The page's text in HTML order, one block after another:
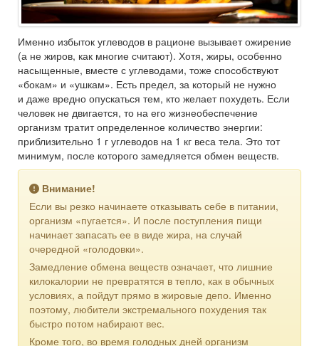
Именно избыток углеводов в рационе вызывает ожирение
(а не жиров, как многие считают). Хотя, жиры, особенно
насыщенные, вместе с углеводами, тоже способствуют
«бокам» и «ушкам». Есть предел, за который не нужно
и даже вредно опускаться тем, кто желает похудеть. Если
человек не двигается, то на его жизнеобеспечение
организм тратит определенное количество энергии:
приблизительно 1 г углеводов на 1 кг веса тела. Это тот
минимум, после которого замедляется обмен веществ.
Внимание!
Если вы резко начинаете отказывать себе в питании,
организм «пугается». И после поступления пищи
начинает запасать ее в виде жира, на случай
очередной «голодовки».
Замедление обмена веществ означает, что лишние
килокалории не превратятся в тепло, как в обычных
условиях, а пойдут прямо в жировые депо. Именно
поэтому, любители экстремального похудения так
быстро потом набирают вес.
Кроме того, во время голодных дней организм